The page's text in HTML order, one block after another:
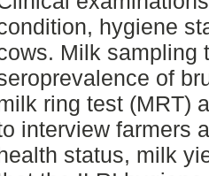
hygiene
Milk sampling
of
ring test (MRT)
interview farmers
status, milk